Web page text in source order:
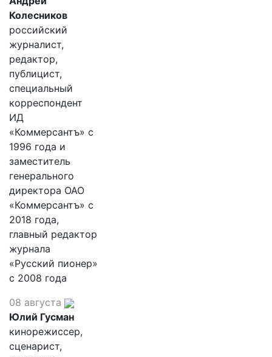
Колесников
российский
журналист,
редактор,
публицист,
специальный
корреспондент
ИД
«Коммерсантъ» с
1996 года и
заместитель
генерального
директора ОАО
«Коммерсантъ» с
2018 года,
главный редактор
журнала
«Русский пионер»
с 2008 года
08 августа
Юлий Гусман
кинорежиссер,
сценарист,